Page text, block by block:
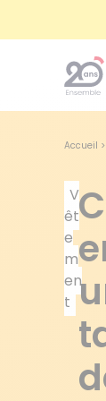
Accueil >
V
êt
e
m
en
t